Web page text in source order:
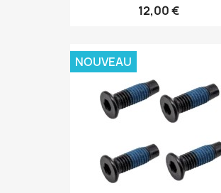
12,00 €
NOUVEAU